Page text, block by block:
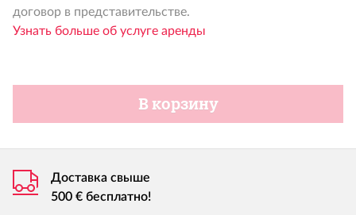
договор в представительстве.
Узнать больше об услуге аренды
В корзину
Доставка свыше
500 € бесплатно!